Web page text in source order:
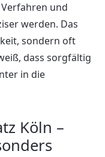
und
werden. Das
sondern oft
dass sorgfältig
in die
Köln –